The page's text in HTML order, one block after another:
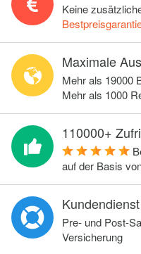
Keine
Maximale
Mehr als 19000
Mehr als 1000
110000+
auf der Basis
Kundendienst
Pre- und Post-
Versicherung